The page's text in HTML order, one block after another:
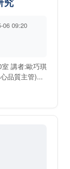
06 09:20
講者:歐巧琪
品質主管)...